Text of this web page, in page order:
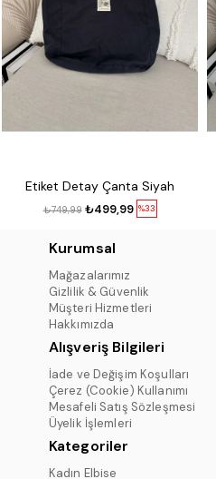
Etiket Detay Çanta Siyah
%33
₺499,99
₺749,99
Kurumsal
Mağazalarımız
Gizlilik & Güvenlik
Müşteri Hizmetleri
Hakkımızda
Alışveriş Bilgileri
İade ve Değişim Koşulları
Çerez (Cookie) Kullanımı
Mesafeli Satış Sözleşmesi
Üyelik İşlemleri
Kategoriler
Kadın Elbise